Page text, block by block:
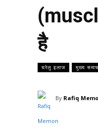
है
घरेलु इलाज मुख्य
By Rafiq